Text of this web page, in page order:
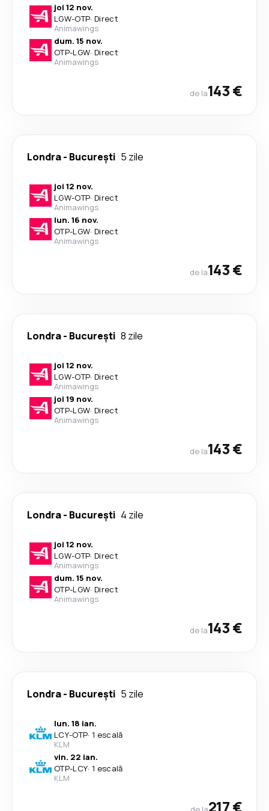
joi 12 nov.
LGW-OTP· Direct
Animawings
dum. 15 nov.
OTP-LGW· Direct
Animawings
de la143 €
Londra- București 5 zile
joi 12 nov.
LGW-OTP· Direct
Animawings
lun. 16 nov.
OTP-LGW· Direct
Animawings
de la143 €
Londra- București 8 zile
joi 12 nov.
LGW-OTP· Direct
Animawings
joi 19 nov.
OTP-LGW· Direct
Animawings
de la143 €
Londra- București 4 zile
joi 12 nov.
LGW-OTP· Direct
Animawings
dum. 15 nov.
OTP-LGW· Direct
Animawings
de la143 €
Londra- București 5 zile
lun. 18 ian.
LCY-OTP· 1 escală
KLM
vin. 22 ian.
OTP-LCY· 1 escală
KLM
217 €